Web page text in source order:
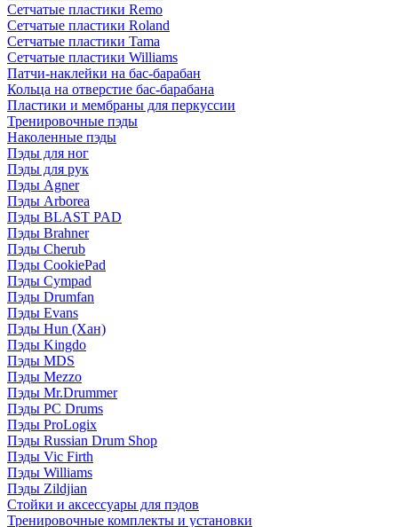
Сетчатые пластики Remo
Сетчатые пластики Roland
Сетчатые пластики Tama
Сетчатые пластики Williams
Патчи-наклейки на бас-барабан
Кольца на отверстие бас-барабана
Пластики и мембраны для перкуссии
Тренировочные пэды
Наколенные пэды
Пэды для ног
Пэды для рук
Пэды Agner
Пэды Arborea
Пэды BLAST PAD
Пэды Brahner
Пэды Cherub
Пэды CookiePad
Пэды Cympad
Пэды Drumfan
Пэды Evans
Пэды Hun (Хан)
Пэды Kingdo
Пэды MDS
Пэды Mezzo
Пэды Mr.Drummer
Пэды PC Drums
Пэды ProLogix
Пэды Russian Drum Shop
Пэды Vic Firth
Пэды Williams
Пэды Zildjian
Стойки и аксессуары для пэдов
Тренировочные комплекты и установки